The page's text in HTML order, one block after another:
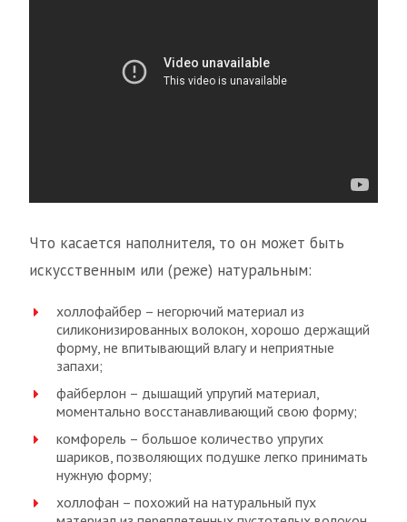
Что касается наполнителя, то он может быть
искусственным или (реже) натуральным:
холлофайбер – негорючий материал из
силиконизированных волокон, хорошо держащий
форму, не впитывающий влагу и неприятные
запахи;
файберлон – дышащий упругий материал,
моментально восстанавливающий свою форму;
комфорель – большое количество упругих
шариков, позволяющих подушке легко принимать
нужную форму;
холлофан – похожий на натуральный пух